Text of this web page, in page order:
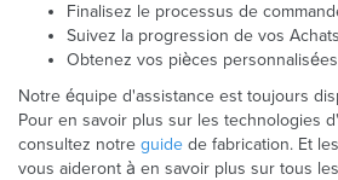
Finalisez le processus de
Suivez la progression de vos
Obtenez vos pièces
Notre équipe d'assistance est toujours
Pour en savoir plus sur les technologies
consultez notre guide de fabrication. Et les
vous aideront à en savoir plus sur tous